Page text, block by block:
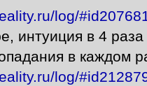
log/
интуиция в 4
в каждом
log/